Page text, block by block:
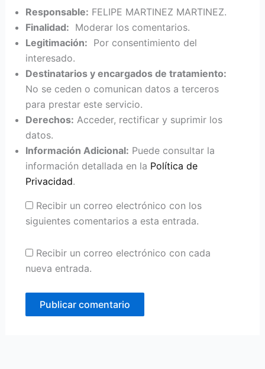
Responsable: FELIPE MARTINEZ MARTINEZ.
Finalidad: Moderar los comentarios.
Legitimación: Por consentimiento del
interesado.
Destinatarios y encargados de tratamiento:
No se ceden o comunican datos a terceros
para prestar este servicio.
Derechos: Acceder, rectificar y suprimir los
datos.
Información Adicional: Puede consultar la
información detallada en la Política de
Privacidad.
Recibir un correo electrónico con los
siguientes comentarios a esta entrada.
Recibir un correo electrónico con cada
nueva entrada.